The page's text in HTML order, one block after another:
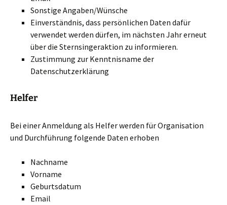
Sonstige Angaben/Wünsche
Einverständnis, dass persönlichen Daten dafür
verwendet werden dürfen, im nächsten Jahr erneut
über die Sternsingeraktion zu informieren.
Zustimmung zur Kenntnisname der
Datenschutzerklärung
Helfer
Bei einer Anmeldung als Helfer werden für Organisation
und Durchführung folgende Daten erhoben
Nachname
Vorname
Geburtsdatum
Email